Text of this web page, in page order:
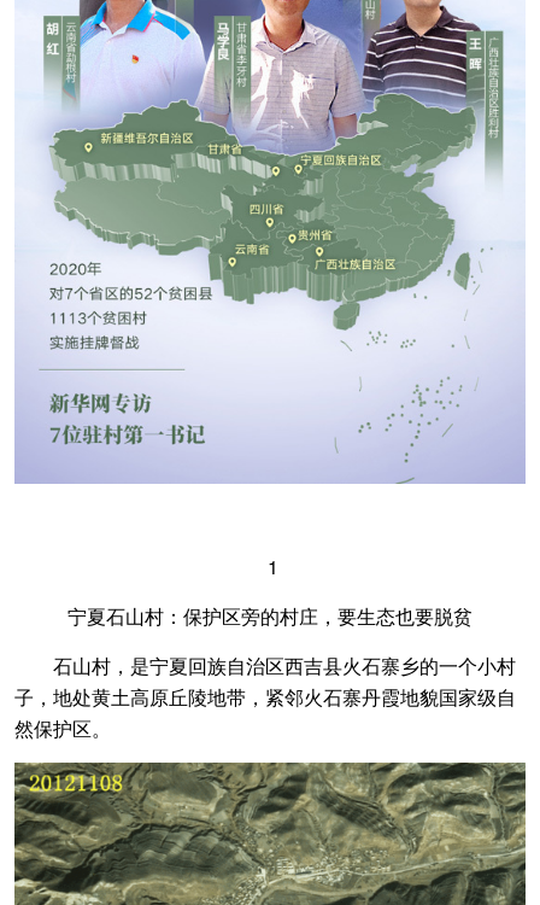
1
宁夏石山村：保护区旁的村庄，要生态也要脱贫
石山村，是宁夏回族自治区西吉县火石寨乡的一个小村
子，地处黄土高原丘陵地带，紧邻火石寨丹霞地貌国家级自
然保护区。